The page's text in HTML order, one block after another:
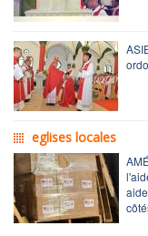
eglises locales